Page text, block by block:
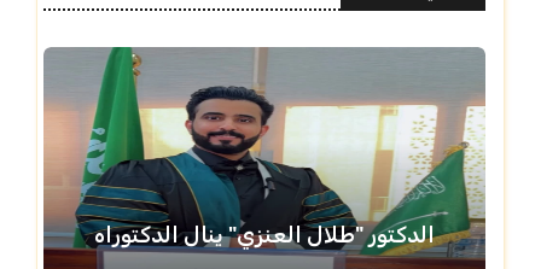
الدكتور "طلال العنزي" ينال الدكتوراه